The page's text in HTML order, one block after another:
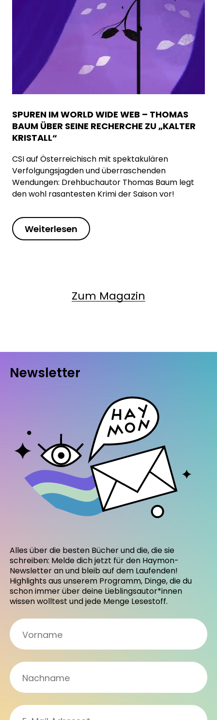
SPUREN IM WORLD WIDE WEB – THOMAS
BAUM ÜBER SEINE RECHERCHE ZU „KALTER
KRISTALL“
CSI auf Österreichisch mit spektakulären
Verfolgungsjagden und überraschenden
Wendungen: Drehbuchautor Thomas Baum legt
den wohl rasantesten Krimi der Saison vor!
Weiterlesen
Zum Magazin
Newsletter
Alles über die besten Bücher und die, die sie
schreiben: Melde dich jetzt für den Haymon-
Newsletter an und bleib auf dem Laufenden!
Highlights aus unserem Programm, Dinge, die du
schon immer über deine Lieblingsautor*innen
wissen wolltest und jede Menge Lesestoff.